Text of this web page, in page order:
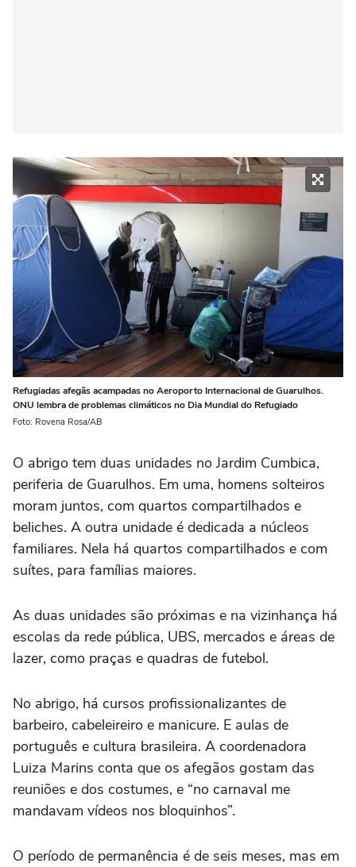
Refugiadas afegãs acampadas no Aeroporto Internacional de Guarulhos.
ONU lembra de problemas climáticos no Dia Mundial do Refugiado
Foto: Rovena Rosa/AB
O abrigo tem duas unidades no Jardim Cumbica,
periferia de Guarulhos. Em uma, homens solteiros
moram juntos, com quartos compartilhados e
beliches. A outra unidade é dedicada a núcleos
familiares. Nela há quartos compartilhados e com
suítes, para famílias maiores.
As duas unidades são próximas e na vizinhança há
escolas da rede pública, UBS, mercados e áreas de
lazer, como praças e quadras de futebol.
No abrigo, há cursos profissionalizantes de
barbeiro, cabeleireiro e manicure. E aulas de
português e cultura brasileira. A coordenadora
Luiza Marins conta que os afegãos gostam das
reuniões e dos costumes, e “no carnaval me
mandavam vídeos nos bloquinhos”.
O período de permanência é de seis meses, mas em